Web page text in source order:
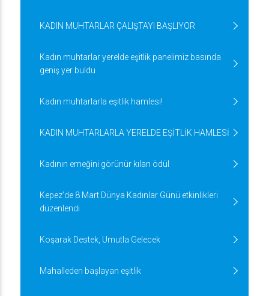
KADIN MUHTARLAR ÇALIŞTAYI BAŞLIYOR
Kadın muhtarlar yerelde eşitlik panelimiz basında
geniş yer buldu
Kadın muhtarlarla eşitlik hamlesi!
KADIN MUHTARLARLA YERELDE EŞİTLİK HAMLESİ
Kadının emeğini görünür kılan ödül
Kepez’de 8 Mart Dünya Kadınlar Günü etkinlikleri
düzenlendi
Koşarak Destek, Umutla Gelecek
Mahalleden başlayan eşitlik